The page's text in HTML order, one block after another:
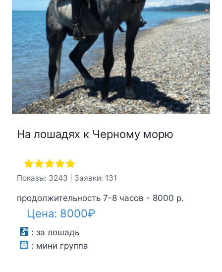
На лошадях к Черному морю
Показы: 3243 | Заявки: 131
продолжительность 7-8 часов - 8000 р.
Цена: 8000₽
: за лошадь
: мини группа